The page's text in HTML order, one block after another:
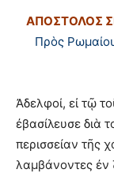
ΑΠΟΣΤΟΛΟΣ
Πρὸς
Ἀδελφοί, εἰ τῷ
ἐβασίλευσε διὰ
περισσείαν τῆς
λαμβάνοντες ἐν